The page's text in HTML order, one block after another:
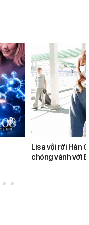
Lisa vội rời Hàn
chóng vánh với